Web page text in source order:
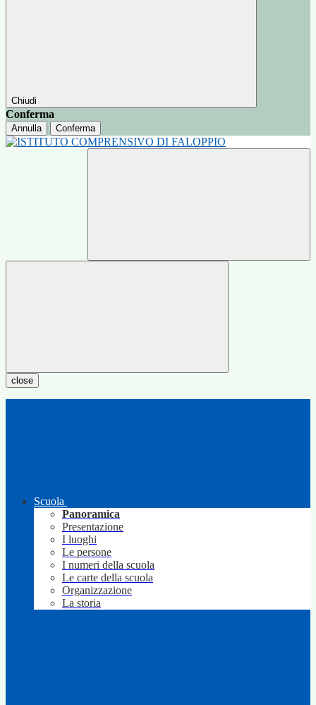
Chiudi
Conferma
Annulla Conferma
close
Scuola
Panoramica
Presentazione
I luoghi
Le persone
I numeri della scuola
Le carte della scuola
Organizzazione
La storia